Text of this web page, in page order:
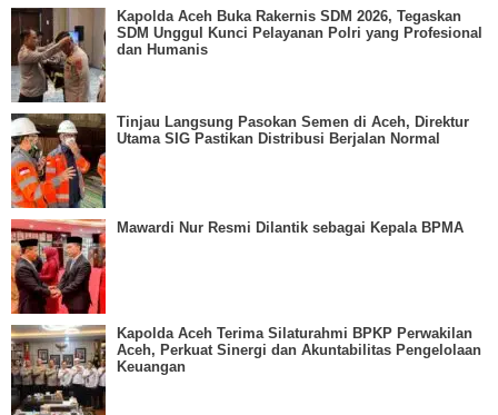
Kapolda Aceh Buka Rakernis SDM 2026, Tegaskan
SDM Unggul Kunci Pelayanan Polri yang Profesional
dan Humanis
Tinjau Langsung Pasokan Semen di Aceh, Direktur
Utama SIG Pastikan Distribusi Berjalan Normal
Mawardi Nur Resmi Dilantik sebagai Kepala BPMA
Kapolda Aceh Terima Silaturahmi BPKP Perwakilan
Aceh, Perkuat Sinergi dan Akuntabilitas Pengelolaan
Keuangan